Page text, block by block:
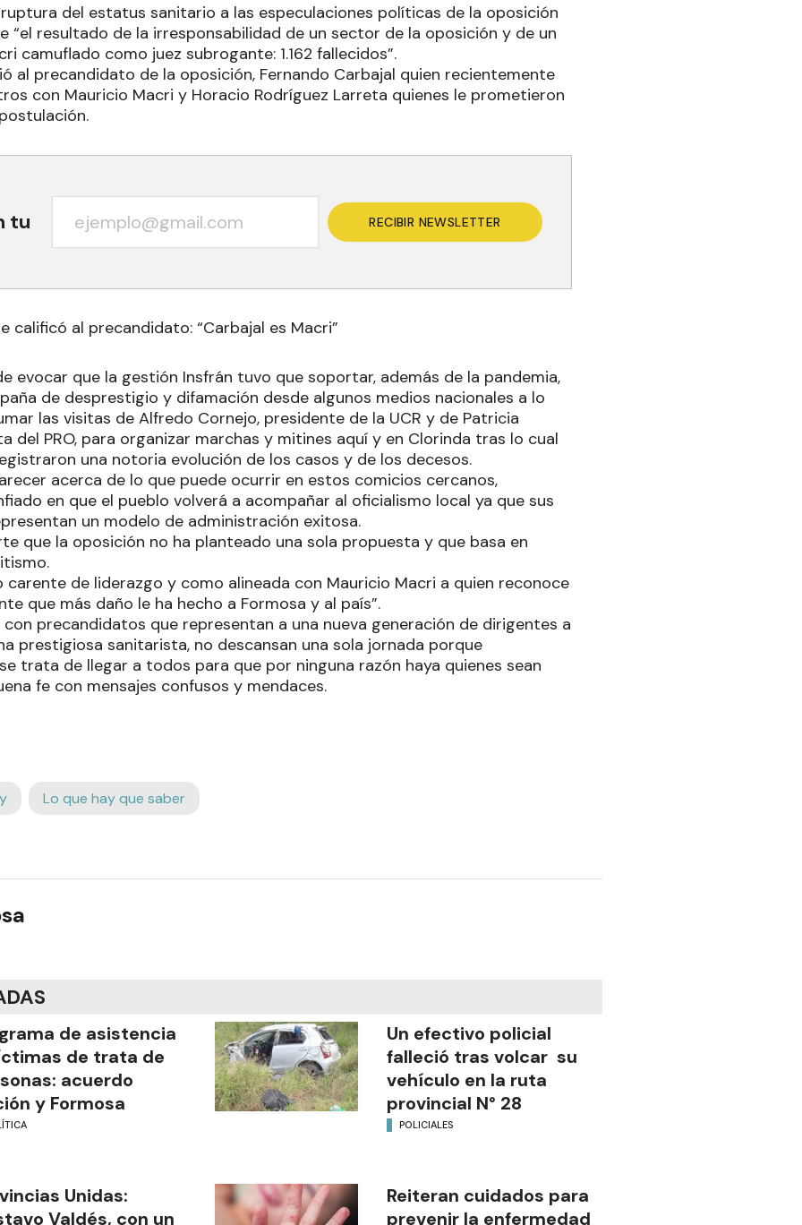
del estatus sanitario a las especulaciones políticas de la oposición
“el resultado de la irresponsabilidad de un sector de la oposición y de un
camuflado como juez subrogante: 1.162 fallecidos”.
al precandidato de la oposición, Fernando Carbajal quien recientemente
con Mauricio Macri y Horacio Rodríguez Larreta quienes le prometieron
tu RECIBIR NEWSLETTER
calificó al precandidato: “Carbajal es Macri”
evocar que la gestión Insfrán tuvo que soportar, además de la pandemia,
de desprestigio y difamación desde algunos medios nacionales a lo
las visitas de Alfredo Cornejo, presidente de la UCR y de Patricia
del PRO, para organizar marchas y mitines aquí y en Clorinda tras lo cual
una notoria evolución de los casos y de los decesos.
acerca de lo que puede ocurrir en estos comicios cercanos,
en que el pueblo volverá a acompañar al oficialismo local ya que sus
un modelo de administración exitosa.
que la oposición no ha planteado una sola propuesta y que basa en
carente de liderazgo y como alineada con Mauricio Macri a quien reconoce
que más daño le ha hecho a Formosa y al país”.
precandidatos que representan a una nueva generación de dirigentes a
prestigiosa sanitarista, no descansan una sola jornada porque
trata de llegar a todos para que por ninguna razón haya quienes sean
fe con mensajes confusos y mendaces.
Lo que hay que saber
de asistencia
de trata de
acuerdo
y Formosa
Un efectivo policial
falleció tras volcar su
vehículo en la ruta
provincial N° 28
POLICIALES
Unidas:
Valdés, con un
Reiteran cuidados para
prevenir la enfermedad